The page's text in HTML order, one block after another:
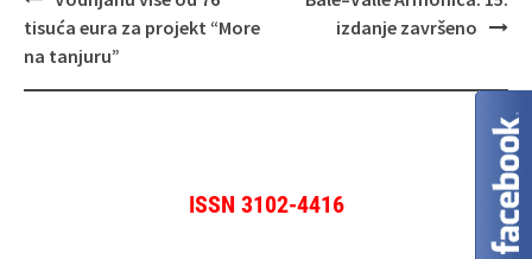
objava
tisuća eura za projekt “More
na tanjuru”
izdanje završeno
ISSN 3102-4416